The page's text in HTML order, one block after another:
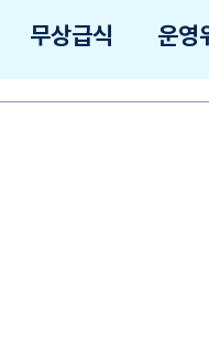
무상급식 운영